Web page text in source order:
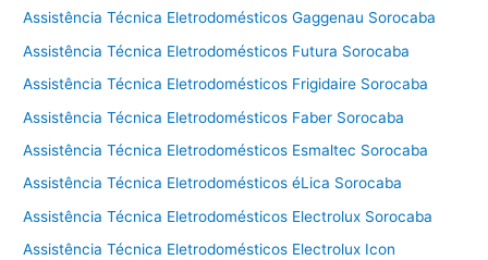
Assistência Técnica Eletrodomésticos Gaggenau Sorocaba
Assistência Técnica Eletrodomésticos Futura Sorocaba
Assistência Técnica Eletrodomésticos Frigidaire Sorocaba
Assistência Técnica Eletrodomésticos Faber Sorocaba
Assistência Técnica Eletrodomésticos Esmaltec Sorocaba
Assistência Técnica Eletrodomésticos éLica Sorocaba
Assistência Técnica Eletrodomésticos Electrolux Sorocaba
Assistência Técnica Eletrodomésticos Electrolux Icon